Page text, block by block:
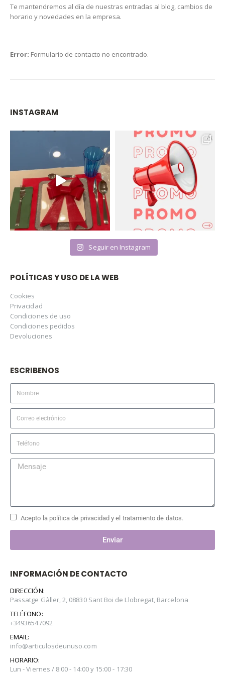
Te mantendremos al día de nuestras entradas al blog, cambios de
horario y novedades en la empresa.
Error: Formulario de contacto no encontrado.
INSTAGRAM
Seguir en Instagram
POLÍTICAS Y USO DE LA WEB
Cookies
Privacidad
Condiciones de uso
Condiciones pedidos
Devoluciones
ESCRIBENOS
Acepto la política de privacidad y el tratamiento de datos.
Enviar
INFORMACIÓN DE CONTACTO
DIRECCIÓN:
Passatge Gàller, 2, 08830 Sant Boi de Llobregat, Barcelona
TELÉFONO:
+34936547092
EMAIL:
info@articulosdeunuso.com
HORARIO:
Lun - Viernes / 8:00 - 14:00 y 15:00 - 17:30